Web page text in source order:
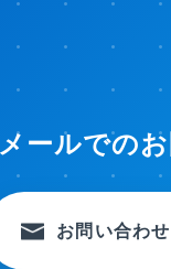
メールでの
お問い合わ